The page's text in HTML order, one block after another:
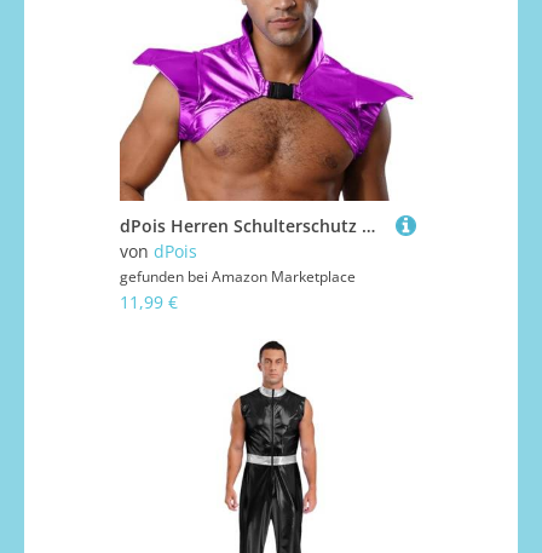
dPois Herren Schulterschutz Metallic Glänzend Oberteil Panzer Rüstung mit Schnalle Halloween Fasching Gothic Punk Kostüm Violett M
von dPois
gefunden bei Amazon Marketplace
11,99 €